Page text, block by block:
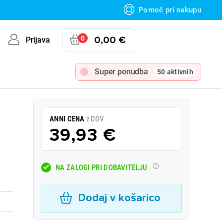
Pomoč pri nakupu
Prijava 0 0,00 €
Super ponudba 50 aktivnih
ANNI CENA z DDV
39,93 €
NA ZALOGI PRI DOBAVITELJU
Dodaj v košarico